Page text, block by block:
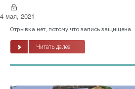
4 мая, 2021
Отрывка нет, потому что запись защищена.
Читать далее